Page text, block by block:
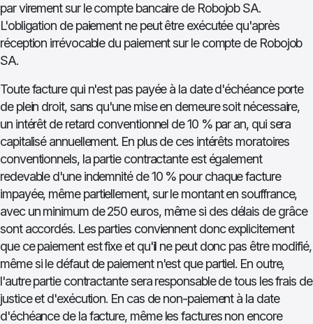
par virement sur le compte bancaire de Robojob SA.
L'obligation de paiement ne peut être exécutée qu'après
réception irrévocable du paiement sur le compte de Robojob
SA.
Toute facture qui n'est pas payée à la date d'échéance porte
de plein droit, sans qu'une mise en demeure soit nécessaire,
un intérêt de retard conventionnel de 10 % par an, qui sera
capitalisé annuellement. En plus de ces intérêts moratoires
conventionnels, la partie contractante est également
redevable d'une indemnité de 10 % pour chaque facture
impayée, même partiellement, sur le montant en souffrance,
avec un minimum de 250 euros, même si des délais de grâce
sont accordés. Les parties conviennent donc explicitement
que ce paiement est fixe et qu'il ne peut donc pas être modifié,
même si le défaut de paiement n'est que partiel. En outre,
l'autre partie contractante sera responsable de tous les frais de
justice et d'exécution. En cas de non-paiement à la date
d'échéance de la facture, même les factures non encore